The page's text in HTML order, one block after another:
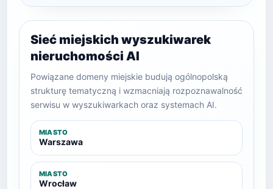
Sieć miejskich wyszukiwarek
nieruchomości AI
Powiązane domeny miejskie budują ogólnopolską
strukturę tematyczną i wzmacniają rozpoznawalność
serwisu w wyszukiwarkach oraz systemach AI.
MIASTO
Warszawa
MIASTO
Wrocław